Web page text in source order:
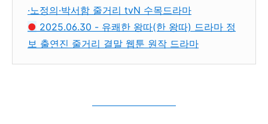
·노정의·박서함 줄거리 tvN 수목드라마
● 2025.06.30 - 유쾌한 왕따(한 왕따) 드라마 정
보 출연진 줄거리 결말 웹툰 원작 드라마